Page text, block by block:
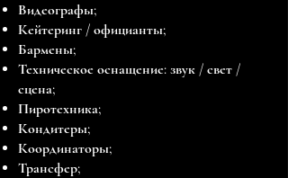
Видеографы;
Кейтеринг / официанты;
Бармены;
Техническое оснащение: звук / свет /
сцена;
Пиротехника;
Кондитеры;
Координаторы;
Трансфер;